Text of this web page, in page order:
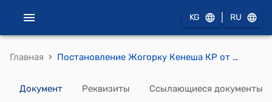
KG RU
Главная › Постановление Жогорку Кенеша КР от 3 апреля 2014 года № 3935-V "О составе Правительства Кыргызской Республики"
Документ Реквизиты Ссылающиеся документы